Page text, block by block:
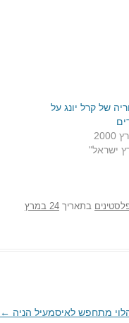
של קרל יונג על
ישראל"
בתאריך
24 במרץ
מתחפש לאיסמעיל הניה ←